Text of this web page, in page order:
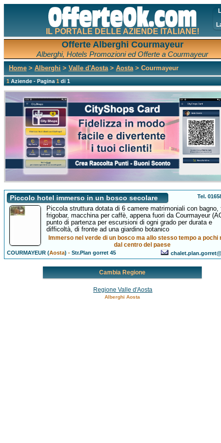
IL PORTALE DELLE AZIENDE ITALIANE!
Offerte Alberghi Courmayeur
Alberghi, Hotels Promozioni ed Offerte a Courmayeur
Home > Alberghi > Valle d'Aosta> Aosta> Courmayeur
1Aziende - Pagina1di 1
Piccolo hotel immerso in un bosco secolare Tel.
Piccola struttura dotata di 6 camere matrimoniali con bagno,
frigobar, macchina per caffè, appena fuori da Courmayeur
punto di partenza per escursioni di ogni grado per durata e
difficoltà, di fronte ad una giardino botanico
Immerso nel verde di un bosco ma allo stesso tempo a pochi
dal centro del paese
COURMAYEUR (Aosta) -Str.Plan gorret 45
Cambia Regione
Regione Valle d'Aosta
Alberghi Aosta